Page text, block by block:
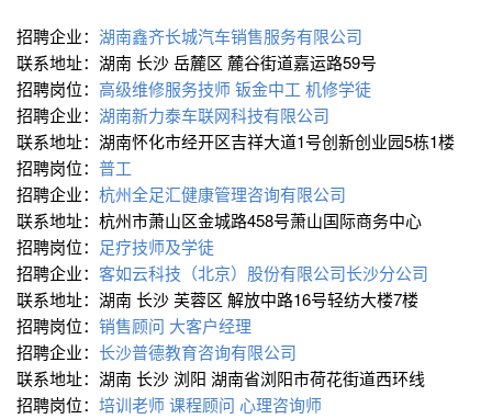
招聘企业： 湖南鑫齐长城汽车销售服务有限公司
联系地址：湖南 长沙 岳麓区 麓谷街道嘉运路59号
招聘岗位： 高级维修服务技师钣金中工 机修学徒
招聘企业： 湖南新力泰车联网科技有限公司
联系地址：湖南怀化市经开区吉祥大道1号创新创业园5栋1楼
招聘岗位： 普工
招聘企业： 杭州全足汇健康管理咨询有限公司
联系地址：杭州市萧山区金城路458号萧山国际商务中心
招聘岗位： 足疗技师及学徒
招聘企业： 客如云科技（北京）股份有限公司长沙分公司
联系地址：湖南 长沙 芙蓉区 解放中路16号轻纺大楼7楼
招聘岗位： 销售顾问 大客户经理
招聘企业： 长沙普德教育咨询有限公司
联系地址：湖南 长沙 浏阳 湖南省浏阳市荷花街道西环线
招聘岗位： 培训老师课程顾问 心理咨询师